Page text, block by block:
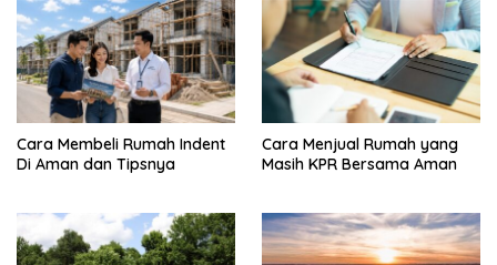
Cara Membeli Rumah Indent
Di Aman dan Tipsnya
Cara Menjual Rumah yang
Masih KPR Bersama Aman